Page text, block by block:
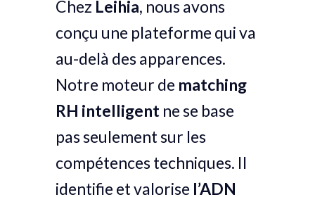
Chez Leihia, nous avons
conçu une plateforme qui va
au-delà des apparences.
Notre moteur de matching
RH intelligent ne se base
pas seulement sur les
compétences techniques. Il
identifie et valorise l’ADN